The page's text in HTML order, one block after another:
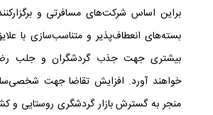
براین اساس شرکت‌های مسافرتی و
بسته‌های انعطاف‌پذیر و متناسب‌سازی با
بیشتری جهت جذب گردشگران و جلب
خواهند آورد. افزایش تقاضا جهت
منجر به گسترش بازار گردشگری روستایی و